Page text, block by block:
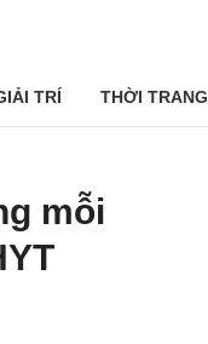
TRÍ THỜI TRANG
mỗi